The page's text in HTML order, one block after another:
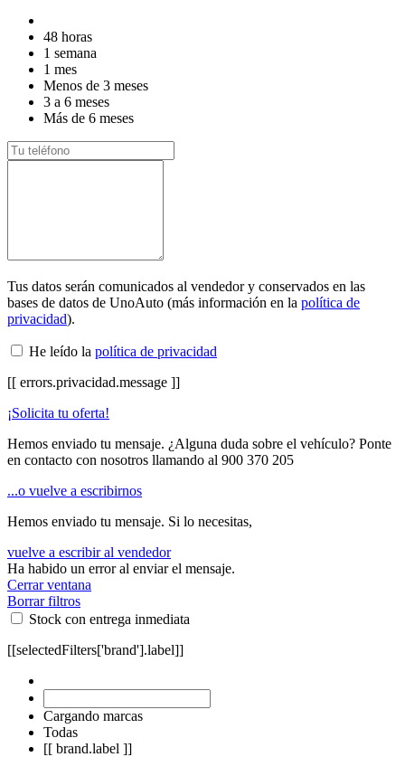
48 horas
1 semana
1 mes
Menos de 3 meses
3 a 6 meses
Más de 6 meses
Tus datos serán comunicados al vendedor y conservados en las
bases de datos de UnoAuto (más información en la política de
privacidad).
He leído la política de privacidad
[[ errors.privacidad.message ]]
¡Solicita tu oferta!
Hemos enviado tu mensaje. ¿Alguna duda sobre el vehículo? Ponte
en contacto con nosotros llamando al 900 370 205
...o vuelve a escribirnos
Hemos enviado tu mensaje. Si lo necesitas,
vuelve a escribir al vendedor
Ha habido un error al enviar el mensaje.
Cerrar ventana
Borrar filtros
Stock con entrega inmediata
[[selectedFilters['brand'].label]]
Cargando marcas
Todas
[[ brand.label ]]